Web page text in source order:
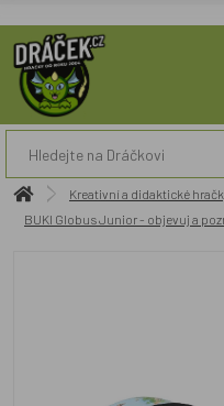
Kreativní a didaktické
BUKI Globus Junior - objevuj a